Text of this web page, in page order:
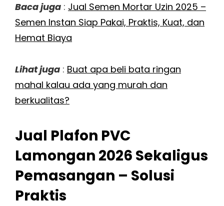
Baca juga : Jual Semen Mortar Uzin 2025 –
Semen Instan Siap Pakai, Praktis, Kuat, dan
Hemat Biaya
Lihat juga : Buat apa beli bata ringan
mahal kalau ada yang murah dan
berkualitas?
Jual Plafon PVC
Lamongan 2026 Sekaligus
Pemasangan – Solusi
Praktis